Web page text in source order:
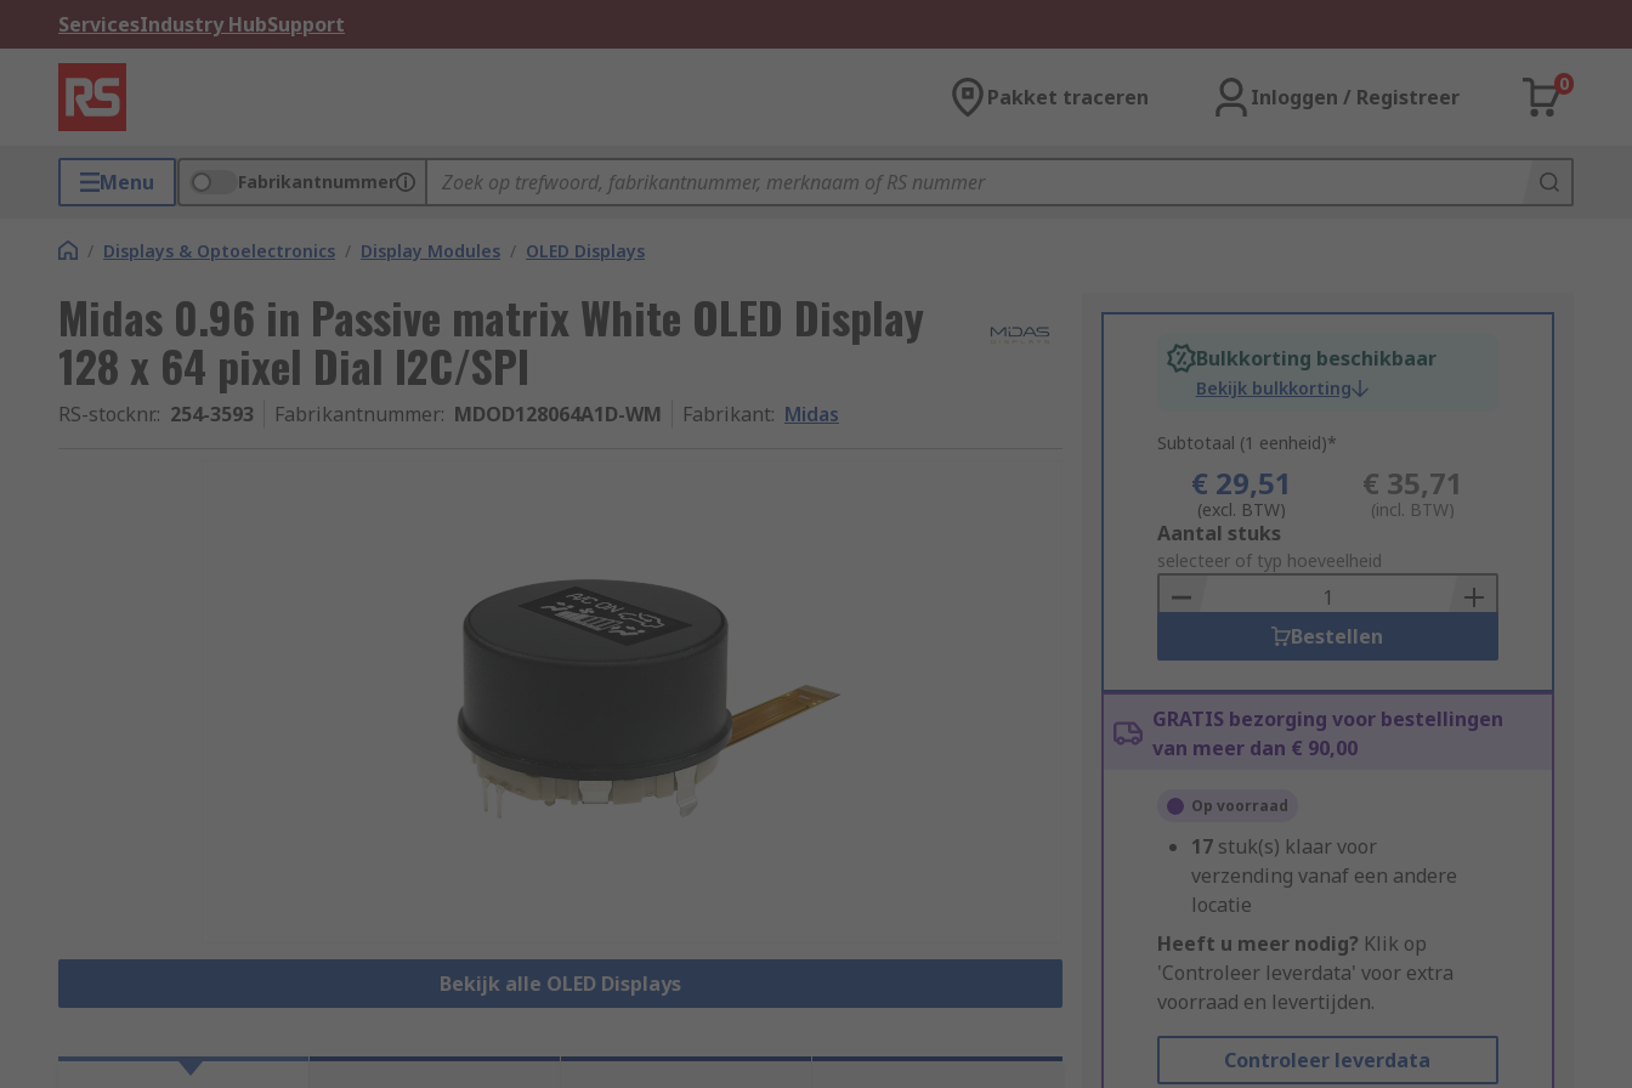
ServicesIndustry HubSupport
Pakket traceren Inloggen / Registreer
0
Menu Fabrikantnummer
/ Displays & Optoelectronics / Display Modules / OLED Displays
Midas 0.96 in Passive matrix White OLED Display
128 x 64 pixel Dial I2C/SPI
RS-stocknr.: 254-3593 Fabrikantnummer: MDOD128064A1D-WM Fabrikant: Midas
Bekijk alle OLED Displays
Bulkkorting beschikbaar
Bekijk bulkkorting
Subtotaal (1 eenheid)*
€ 29,51
(excl. BTW)
€ 35,71
(incl. BTW)
Add
to
Basket
Aantal stuks
selecteer of typ hoeveelheid
Bestellen
GRATIS bezorging voor bestellingen
van meer dan € 90,00
Op voorraad
17 stuk(s) klaar voor
verzending vanaf een andere
locatie
Heeft u meer nodig? Klik op
'Controleer leverdata' voor extra
voorraad en levertijden.
Controleer leverdata